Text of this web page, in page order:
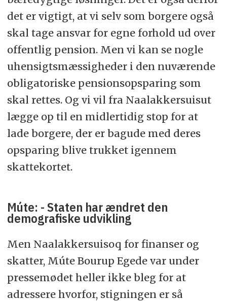
det er vigtigt, at vi selv som borgere også
skal tage ansvar for egne forhold ud over
offentlig pension. Men vi kan se nogle
uhensigtsmæssigheder i den nuværende
obligatoriske pensionsopsparing som
skal rettes. Og vi vil fra Naalakkersuisut
lægge op til en midlertidig stop for at
lade borgere, der er bagude med deres
opsparing blive trukket igennem
skattekortet.
Múte: - Staten har ændret den
demografiske udvikling
Men Naalakkersuisoq for finanser og
skatter, Múte Bourup Egede var under
pressemødet heller ikke bleg for at
adressere hvorfor, stigningen er så